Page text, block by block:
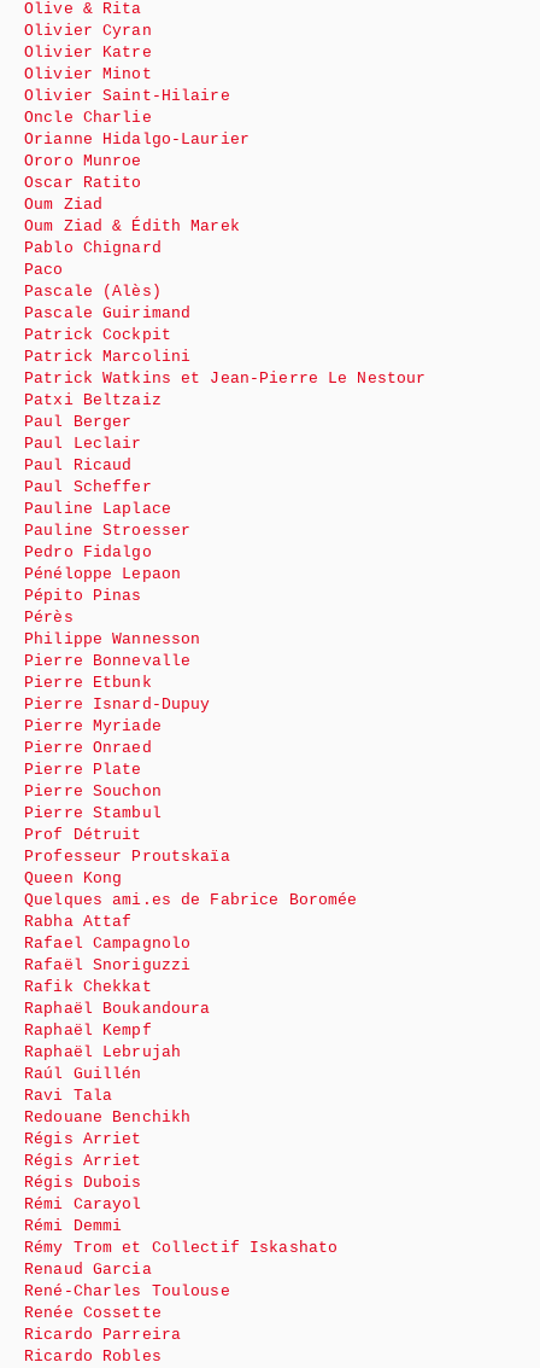
Olive & Rita
Olivier Cyran
Olivier Katre
Olivier Minot
Olivier Saint-Hilaire
Oncle Charlie
Orianne Hidalgo-Laurier
Ororo Munroe
Oscar Ratito
Oum Ziad
Oum Ziad & Édith Marek
Pablo Chignard
Paco
Pascale (Alès)
Pascale Guirimand
Patrick Cockpit
Patrick Marcolini
Patrick Watkins et Jean-Pierre Le Nestour
Patxi Beltzaiz
Paul Berger
Paul Leclair
Paul Ricaud
Paul Scheffer
Pauline Laplace
Pauline Stroesser
Pedro Fidalgo
Pénéloppe Lepaon
Pépito Pinas
Pérès
Philippe Wannesson
Pierre Bonnevalle
Pierre Etbunk
Pierre Isnard-Dupuy
Pierre Myriade
Pierre Onraed
Pierre Plate
Pierre Souchon
Pierre Stambul
Prof Détruit
Professeur Proutskaïa
Queen Kong
Quelques ami.es de Fabrice Boromée
Rabha Attaf
Rafael Campagnolo
Rafaël Snoriguzzi
Rafik Chekkat
Raphaël Boukandoura
Raphaël Kempf
Raphaël Lebrujah
Raúl Guillén
Ravi Tala
Redouane Benchikh
Régis Arriet
Régis Arriet
Régis Dubois
Rémi Carayol
Rémi Demmi
Rémy Trom et Collectif Iskashato
Renaud Garcia
René-Charles Toulouse
Renée Cossette
Ricardo Parreira
Ricardo Robles